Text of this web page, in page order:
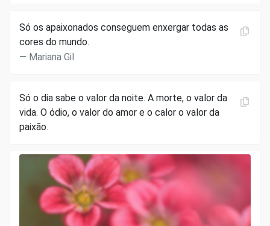
Só os apaixonados conseguem enxergar todas as
cores do mundo.
Mariana Gil
Só o dia sabe o valor da noite. A morte, o valor da
vida. O ódio, o valor do amor e o calor o valor da
paixão.